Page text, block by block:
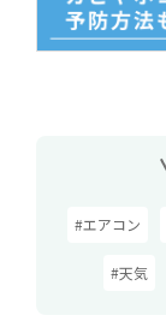
#エアコン
#天気